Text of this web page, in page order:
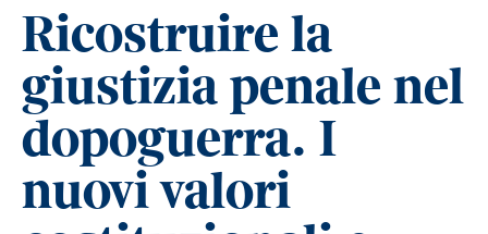
Ricostruire la
giustizia penale nel
dopoguerra. I
nuovi valori